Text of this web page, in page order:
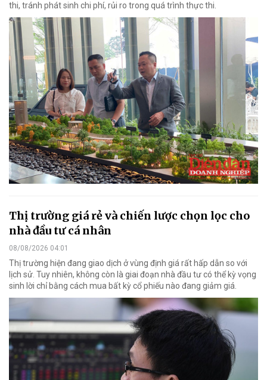
thi, tránh phát sinh chi phí, rủi ro trong quá trình thực thi.
Thị trường giá rẻ và chiến lược chọn lọc cho
nhà đầu tư cá nhân
08/08/2026 04:01
Thị trường hiện đang giao dịch ở vùng định giá rất hấp dẫn so với
lịch sử. Tuy nhiên, không còn là giai đoạn nhà đầu tư có thể kỳ vọng
sinh lời chỉ bằng cách mua bất kỳ cổ phiếu nào đang giảm giá.